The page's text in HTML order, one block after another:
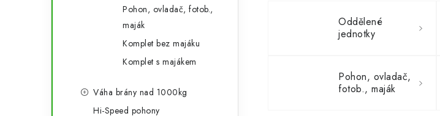
Pohon, ovladač, fotob.,
maják
Komplet bez majáku
Komplet s majákem
Váha brány nad 1000kg
Hi-Speed pohony
Oddělené
jednotky
Pohon, ovladač,
fotob., maják